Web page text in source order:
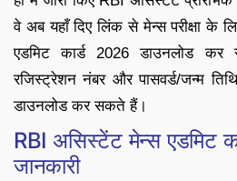
वे अब यहाँ दिए लिंक से मेन्स परीक्षा के
एडमिट कार्ड 2026 डाउनलोड
रजिस्ट्रेशन नंबर और पासवर्ड/जन्म
डाउनलोड कर सकते हैं।
RBI असिस्टेंट मेन्स एडमिट
जानकारी